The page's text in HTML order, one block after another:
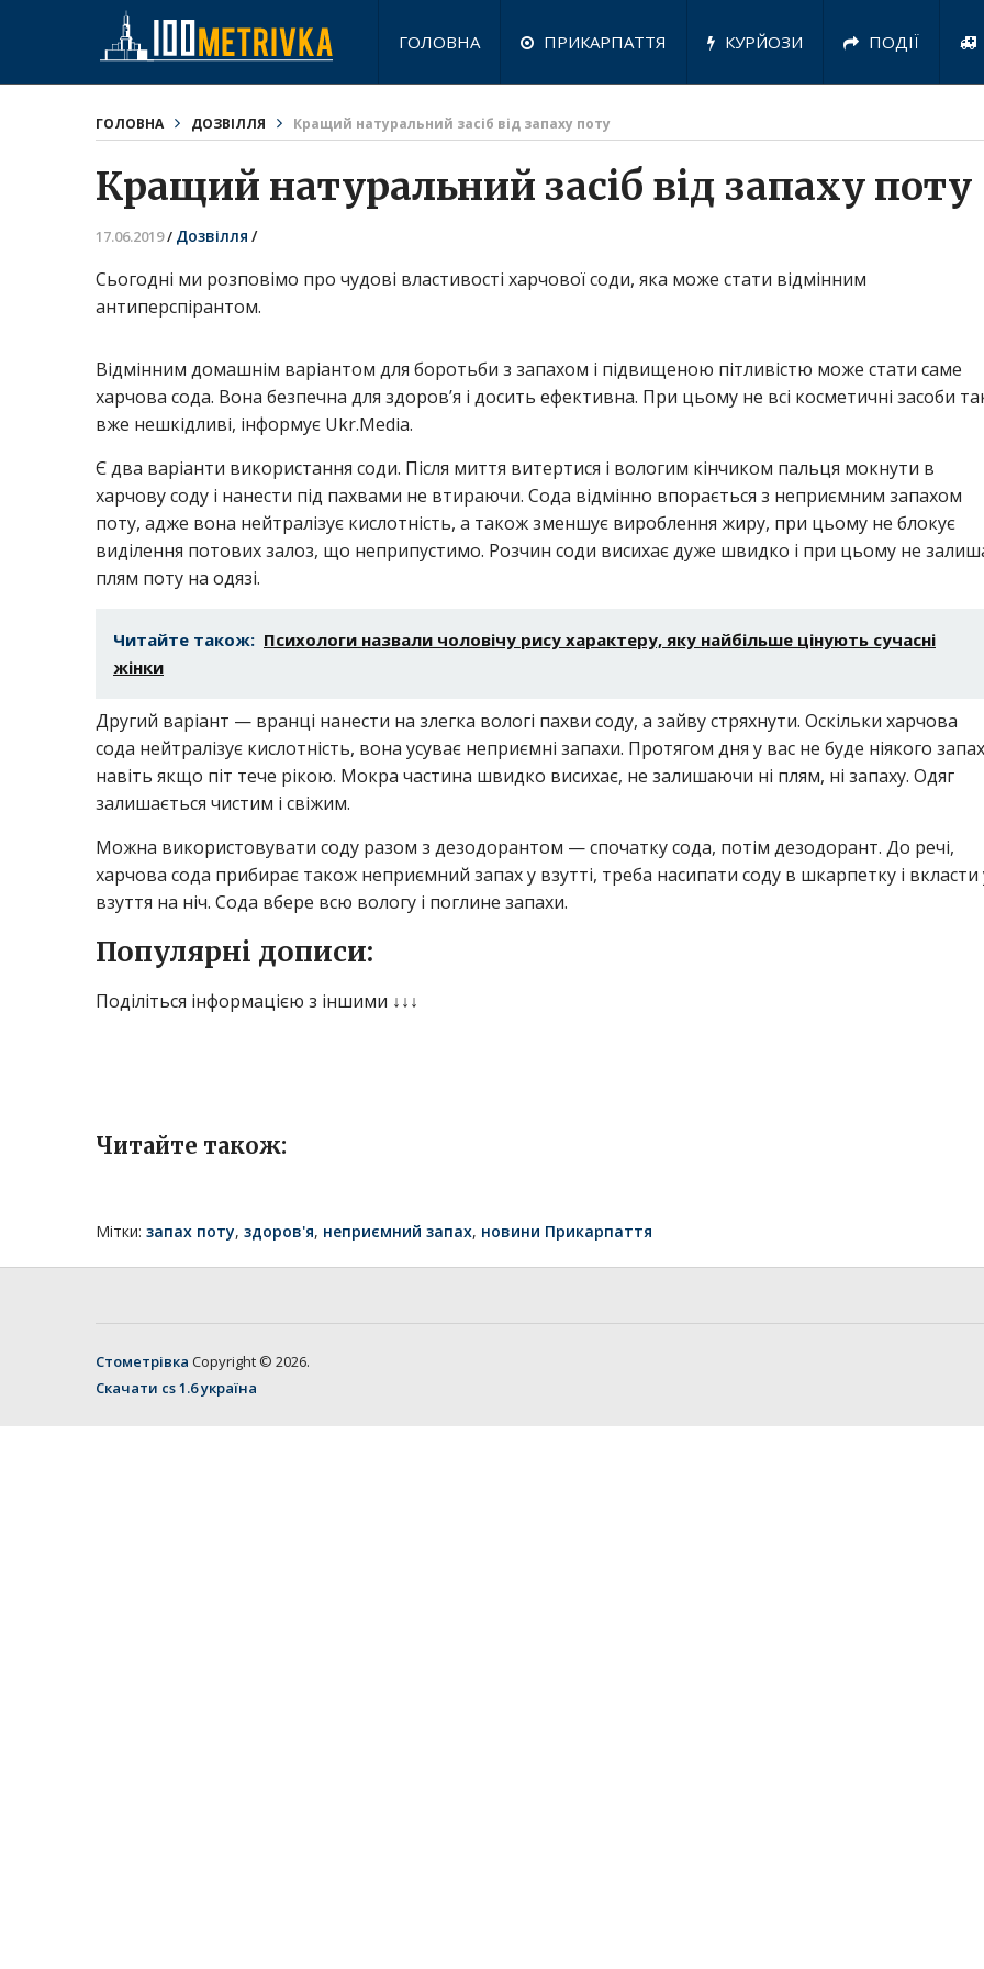
ГОЛОВНА ПРИКАРПАТТЯ КУРЙОЗИ ПОДІЇ
ГОЛОВНА ДОЗВІЛЛЯ Кращий натуральний засіб від запаху поту
Кращий натуральний засіб від запаху поту
17.06.2019/ Дозвілля /
Сьогодні ми розповімо про чудові властивості харчової соди, яка може стати відмінним
антиперспірантом.
Відмінним домашнім варіантом для боротьби з запахом і підвищеною пітливістю може стати саме
харчова сода. Вона безпечна для здоров’я і досить ефективна. При цьому не всі косметичні засоби
вже нешкідливі, інформує Ukr.Media.
Є два варіанти використання соди. Після миття витертися і вологим кінчиком пальця мокнути в
харчову соду і нанести під пахвами не втираючи. Сода відмінно впорається з неприємним запахом
поту, адже вона нейтралізує кислотність, а також зменшує вироблення жиру, при цьому не блокує
виділення потових залоз, що неприпустимо. Розчин соди висихає дуже швидко і при цьому не
плям поту на одязі.
Читайте також: Психологи назвали чоловічу рису характеру, яку найбільше цінують сучасні
жінки
Другий варіант — вранці нанести на злегка вологі пахви соду, а зайву стряхнути. Оскільки харчова
сода нейтралізує кислотність, вона усуває неприємні запахи. Протягом дня у вас не буде ніякого
навіть якщо піт тече рікою. Мокра частина швидко висихає, не залишаючи ні плям, ні запаху. Одяг
залишається чистим і свіжим.
Можна використовувати соду разом з дезодорантом — спочатку сода, потім дезодорант. До речі,
харчова сода прибирає також неприємний запах у взутті, треба насипати соду в шкарпетку і вкласти
взуття на ніч. Сода вбере всю вологу і поглине запахи.
Популярні дописи:
Поділіться інформацією з іншими ↓↓↓
Читайте також:
Мітки: запах поту, здоров'я, неприємний запах, новини Прикарпаття
Стометрівка Copyright © 2026.
Скачати cs 1.6 україна